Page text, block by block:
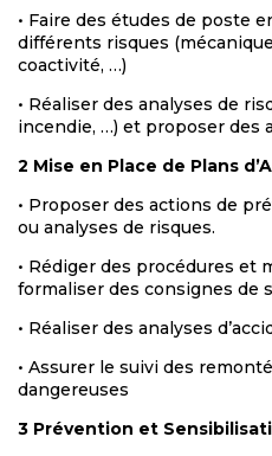
• Faire des études de poste
différents risques
coactivité, …)
• Réaliser des analyses de
incendie, …) et proposer des
2 Mise en Place de Plans
• Proposer des actions de
ou analyses de risques.
• Rédiger des procédures et
formaliser des consignes de
• Réaliser des analyses
• Assurer le suivi des
dangereuses
3 Prévention et